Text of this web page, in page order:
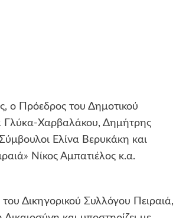
ο Πρόεδρος του Δημοτικού
Γλύκα-Χαρβαλάκου, Δημήτρης
Ελίνα Βερυκάκη και
Νίκος Αμπατιέλος κ.α.
Δικηγορικού Συλλόγου Πειραιά,